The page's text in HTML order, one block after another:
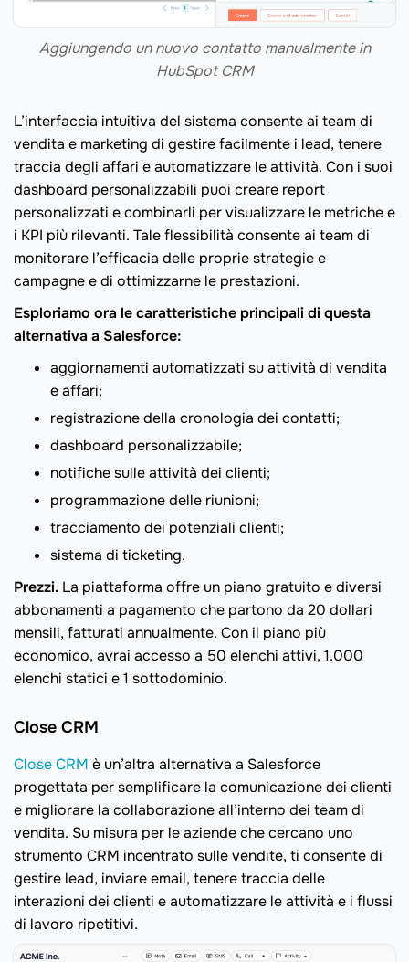
Aggiungendo un nuovo contatto manualmente in
HubSpot CRM
L’interfaccia intuitiva del sistema consente ai team di
vendita e marketing di gestire facilmente i lead, tenere
traccia degli affari e automatizzare le attività. Con i suoi
dashboard personalizzabili puoi creare report
personalizzati e combinarli per visualizzare le metriche e
i KPI più rilevanti. Tale flessibilità consente ai team di
monitorare l’efficacia delle proprie strategie e
campagne e di ottimizzarne le prestazioni.
Esploriamo ora le caratteristiche principali di questa
alternativa a Salesforce:
aggiornamenti automatizzati su attività di vendita
e affari;
registrazione della cronologia dei contatti;
dashboard personalizzabile;
notifiche sulle attività dei clienti;
programmazione delle riunioni;
tracciamento dei potenziali clienti;
sistema di ticketing.
Prezzi. La piattaforma offre un piano gratuito e diversi
abbonamenti a pagamento che partono da 20 dollari
mensili, fatturati annualmente. Con il piano più
economico, avrai accesso a 50 elenchi attivi, 1.000
elenchi statici e 1 sottodominio.
Close CRM
Close CRM è un’altra alternativa a Salesforce
progettata per semplificare la comunicazione dei clienti
e migliorare la collaborazione all’interno dei team di
vendita. Su misura per le aziende che cercano uno
strumento CRM incentrato sulle vendite, ti consente di
gestire lead, inviare email, tenere traccia delle
interazioni dei clienti e automatizzare le attività e i flussi
di lavoro ripetitivi.